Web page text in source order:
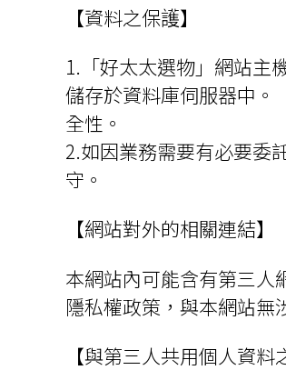
【資料之保護】
1.「好太太選物」網站主
儲存於資料庫伺服器中。
全性。
2.如因業務需要有必要委
守。
【網站對外的相關連結】
本網站內可能含有第三人
隱私權政策，與本網站無
【與第三人共用個人資料